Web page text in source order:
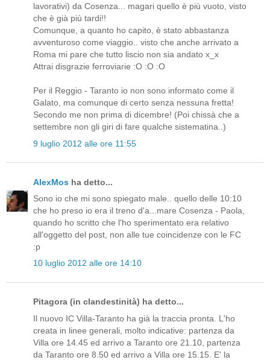
lavorativi) da Cosenza... magari quello è più vuoto, visto
che è già più tardi!!
Comunque, a quanto ho capito, è stato abbastanza
avventuroso come viaggio.. visto che anche arrivato a
Roma mi pare che tutto liscio non sia andato x_x
Attrai disgrazie ferroviarie :O :O :O
Per il Reggio - Taranto io non sono informato come il
Galato, ma comunque di certo senza nessuna fretta!
Secondo me non prima di dicembre! (Poi chissà che a
settembre non gli giri di fare qualche sistematina..)
9 luglio 2012 alle ore 11:55
AlexMos ha detto...
Sono io che mi sono spiegato male.. quello delle 10:10
che ho preso io era il treno d'a...mare Cosenza - Paola,
quando ho scritto che l'ho sperimentato era relativo
all'oggetto del post, non alle tue coincidenze con le FC
:p
10 luglio 2012 alle ore 14:10
Pitagora (in clandestinità) ha detto...
Il nuovo IC Villa-Taranto ha già la traccia pronta. L'ho
creata in linee generali, molto indicative: partenza da
Villa ore 14.45 ed arrivo a Taranto ore 21.10, partenza
da Taranto ore 8.50 ed arrivo a Villa ore 15.15. E' la